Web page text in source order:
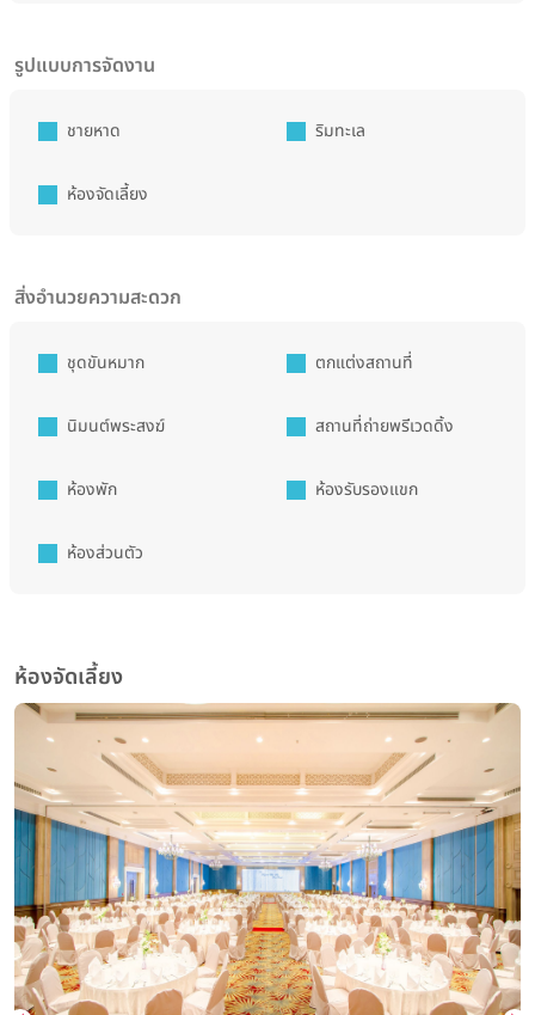
รูปแบบการจัดงาน
ชายหาด ริมทะเล
ห้องจัดเลี้ยง
สิ่งอำนวยความสะดวก
ชุดขันหมาก ตกแต่งสถานที่
นิมนต์พระสงฆ์ สถานที่ถ่ายพรีเวดดิ้ง
ห้องพัก ห้องรับรองแขก
ห้องส่วนตัว
ห้องจัดเลี้ยง